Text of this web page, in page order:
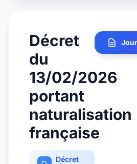
Décret
du
13/02/2026
portant
naturalisation
française
Décret